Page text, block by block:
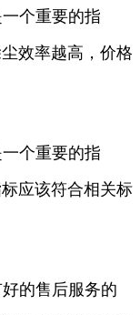
个重要的指
效率越高，价格
个重要的指
应该符合相关标
的售后服务的